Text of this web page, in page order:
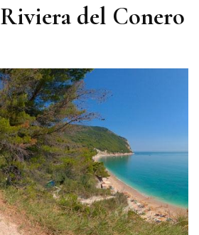
Riviera del Conero